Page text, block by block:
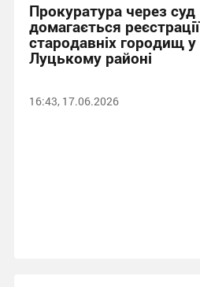
Прокуратура через суд
домагається реєстрації
стародавніх городищ у
Луцькому районі
16:43, 17.06.2026